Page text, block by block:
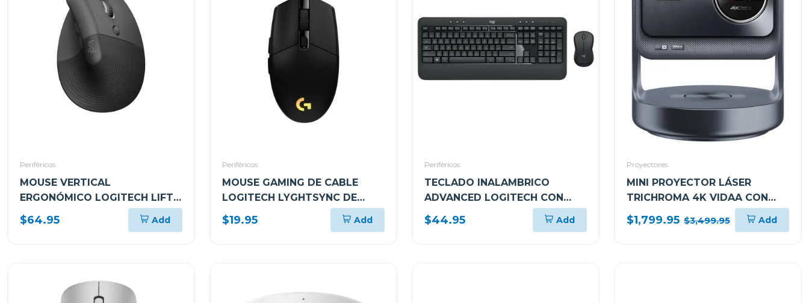
Periféricos
MOUSE VERTICAL
ERGONÓMICO LOGITECH LIFT
CON EASY-SWITCH MR0094
$64.95 Add
Periféricos
MOUSE GAMING DE CABLE
LOGITECH LYGHTSYNC DE
8000DPI NEGRO G203
$19.95 Add
Periféricos
TECLADO INALAMBRICO
ADVANCED LOGITECH CON
MOUSE INALAMBRICO NEGRO
MK540
$44.95 Add
Proyectores
MINI PROYECTOR LÁSER
TRICHROMA 4K VIDAA CON
SUBWOOFER INTEGRADO
C2ULTRA
$1,799.95 $3,499.95 Add